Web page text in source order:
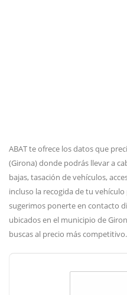
ABAT te ofrece los datos que
(Girona) donde podrás llevar a
bajas, tasación de vehículos,
incluso la recogida de tu vehículo
sugerimos ponerte en contacto
ubicados en el municipio de
buscas al precio más competitivo.